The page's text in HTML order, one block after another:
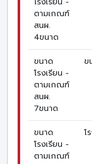
ตามเกณฑ์
สนผ.
4ขนาด
ขนาด
โรงเรียน -
ตามเกณฑ์
สนผ.
7ขนาด
ข
ขนาด
โรงเรียน -
ตามเกณฑ์
โ